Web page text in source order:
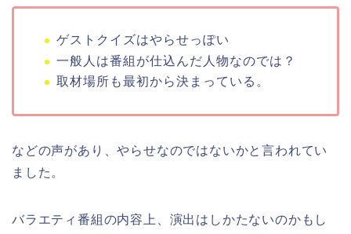
ゲストクイズはやらせっぽい
一般人は番組が仕込んだ人物なのでは？
取材場所も最初から決まっている。
などの声があり、やらせなのではないかと言われてい
ました。
バラエティ番組の内容上、演出はしかたないのかもし